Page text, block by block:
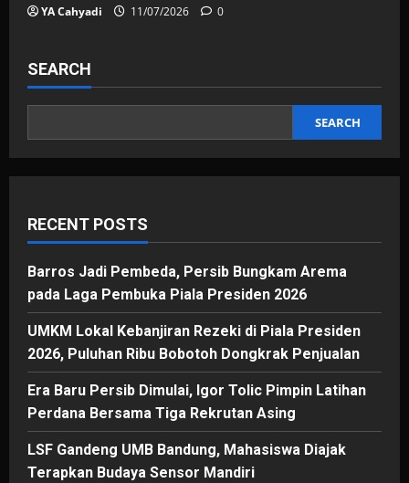
YA Cahyadi 11/07/2026 0
SEARCH
SEARCH
RECENT POSTS
Barros Jadi Pembeda, Persib Bungkam Arema
pada Laga Pembuka Piala Presiden 2026
UMKM Lokal Kebanjiran Rezeki di Piala Presiden
2026, Puluhan Ribu Bobotoh Dongkrak Penjualan
Era Baru Persib Dimulai, Igor Tolic Pimpin Latihan
Perdana Bersama Tiga Rekrutan Asing
LSF Gandeng UMB Bandung, Mahasiswa Diajak
Terapkan Budaya Sensor Mandiri